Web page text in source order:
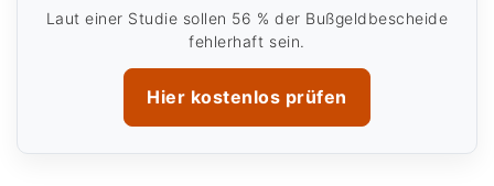
Laut einer Studie sollen 56 % der Bußgeldbescheide
fehlerhaft sein.
Hier kostenlos prüfen